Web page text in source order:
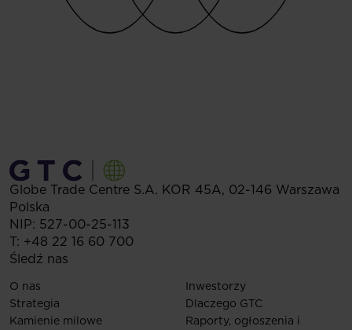
Globe Trade Centre S.A. KOR 45A, 02-146 Warszawa
Polska
NIP: 527-00-25-113
T: +48 22 16 60 700
Śledź nas
O nas
Strategia
Kamienie milowe
Inwestorzy
Dlaczego GTC
Raporty, ogłoszenia i